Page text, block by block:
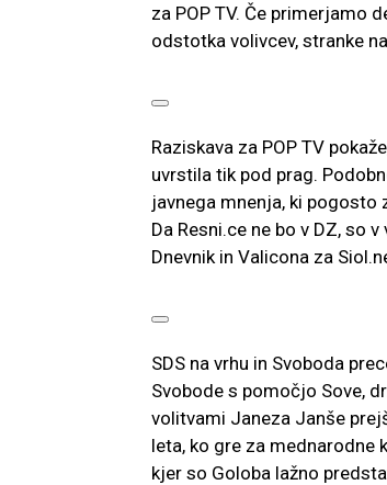
za POP TV. Če primerjamo
odstotka volivcev, stranke
Raziskava za POP TV
uvrstila tik pod prag.
javnega mnenja, ki
Da Resni.ce ne bo v DZ, so
Dnevnik in Valicona za
SDS na vrhu in Svoboda
Svobode s pomočjo Sove,
volitvami Janeza Janše
leta, ko gre za mednarodne
kjer so Goloba lažno